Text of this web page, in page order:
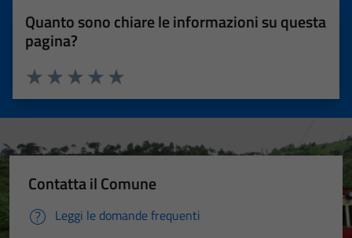
Quanto sono chiare le informazioni su questa
pagina?
Valuta 5 stelle su 5
Valuta 4 stelle su 5
Valuta 3 stelle su 5
Valuta 2 stelle su 5
Valuta 1 stelle su 5
Contatta il Comune
Leggi le domande frequenti